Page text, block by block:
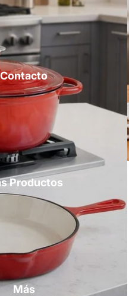
Contacto
Productos
Más